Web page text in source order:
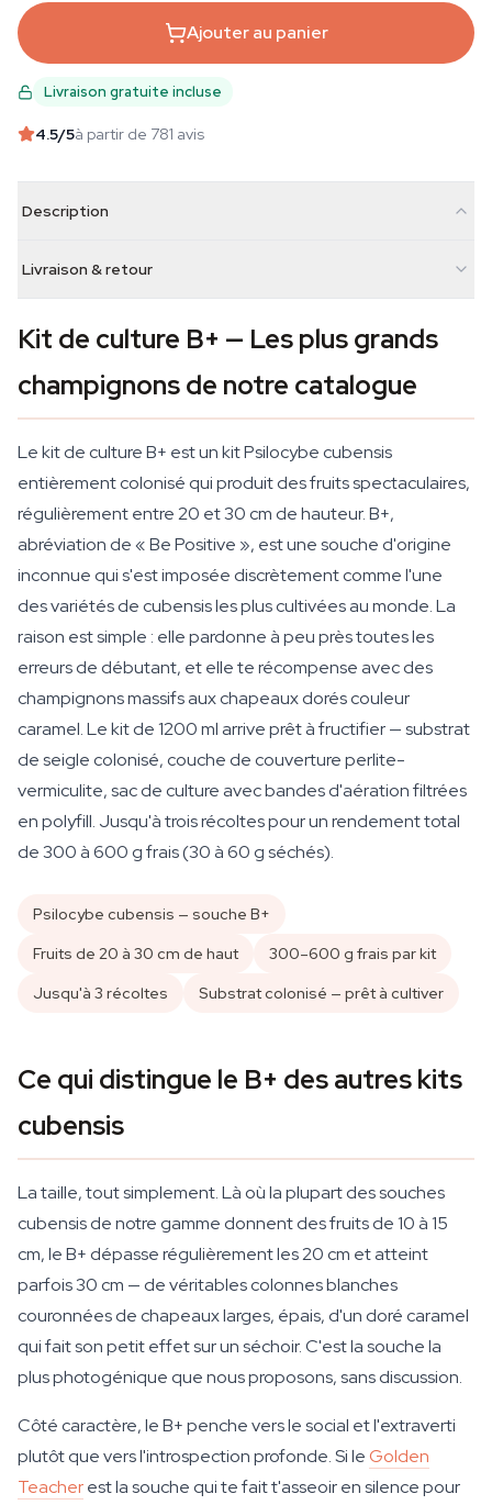
Ajouter au panier
Livraison gratuite incluse
4.5/5à partir de 781 avis
Description
Livraison & retour
Kit de culture B+ — Les plus grands
champignons de notre catalogue
Le kit de culture B+ est un kit Psilocybe cubensis
entièrement colonisé qui produit des fruits spectaculaires,
régulièrement entre 20 et 30 cm de hauteur. B+,
abréviation de « Be Positive », est une souche d'origine
inconnue qui s'est imposée discrètement comme l'une
des variétés de cubensis les plus cultivées au monde. La
raison est simple : elle pardonne à peu près toutes les
erreurs de débutant, et elle te récompense avec des
champignons massifs aux chapeaux dorés couleur
caramel. Le kit de 1200 ml arrive prêt à fructifier — substrat
de seigle colonisé, couche de couverture perlite-
vermiculite, sac de culture avec bandes d'aération filtrées
en polyfill. Jusqu'à trois récoltes pour un rendement total
de 300 à 600 g frais (30 à 60 g séchés).
Psilocybe cubensis — souche B+
Fruits de 20 à 30 cm de haut
300–600 g frais par kit
Jusqu'à 3 récoltes
Substrat colonisé — prêt à cultiver
Ce qui distingue le B+ des autres kits
cubensis
La taille, tout simplement. Là où la plupart des souches
cubensis de notre gamme donnent des fruits de 10 à 15
cm, le B+ dépasse régulièrement les 20 cm et atteint
parfois 30 cm — de véritables colonnes blanches
couronnées de chapeaux larges, épais, d'un doré caramel
qui fait son petit effet sur un séchoir. C'est la souche la
plus photogénique que nous proposons, sans discussion.
Côté caractère, le B+ penche vers le social et l'extraverti
plutôt que vers l'introspection profonde. Si leGolden
Teacherest la souche qui te fait t'asseoir en silence pour